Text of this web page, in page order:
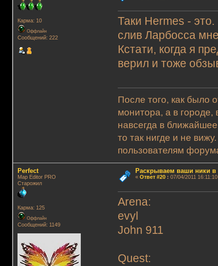
Карма: 10
Оффлайн
Сообщений: 222
Таки Hermes -
слив Ларбосса
Кстати, когда я
верил и тоже
После того, как было
монитора, а в
навсегда в
то так нигде и не
пользователям
Perfect
Map Editor PRO
Старожил
Карма: 125
Оффлайн
Сообщений: 1149
Раскрываем ваши ники в
« Ответ #20: 07/04/2011
Arena:
evyl
John 911
Quest: